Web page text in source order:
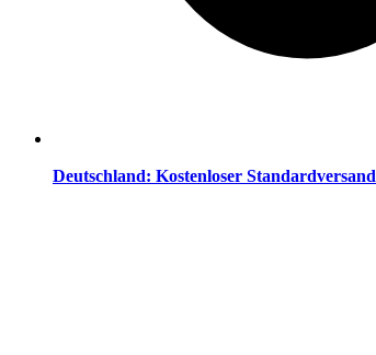
Deutschland: Kostenloser Standardversand